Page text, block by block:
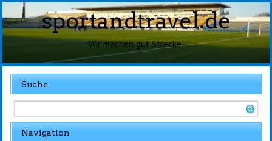
sportandtravel.de
"Wir machen gut Strecke!"
Suche
Navigation